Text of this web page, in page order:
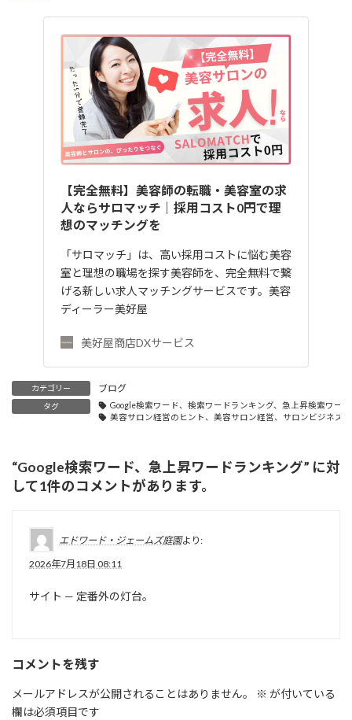
【完全無料】美容師の転職・美容室の求
人ならサロマッチ｜採用コスト0円で理
想のマッチングを
「サロマッチ」は、高い採用コストに悩む美容
室と理想の職場を探す美容師を、完全無料で繋
げる新しい求人マッチングサービスです。美容
ディーラー美好屋
美好屋商店DXサービス
カテゴリー ブログ
タグ
Google検索ワード、検索ワードランキング、急上昇検索ワー
美容サロン経営のヒント、美容サロン経営、サロンビジネス
“Google検索ワード、急上昇ワードランキング” に対
して1件のコメントがあります。
エドワード・ジェームズ庭園より:
2026年7月18日 08:11
サイト — 定番外の灯台。
コメントを残す
メールアドレスが公開されることはありません。 ※ が付いている
欄は必須項目です